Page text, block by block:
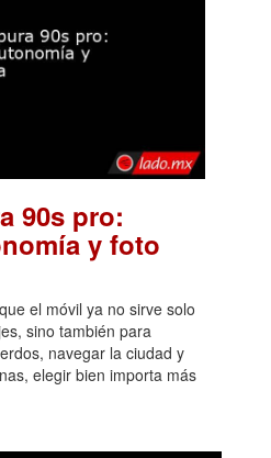
90s pro:
y foto
el móvil ya no sirve solo
sino también para
navegar la ciudad y
elegir bien importa más